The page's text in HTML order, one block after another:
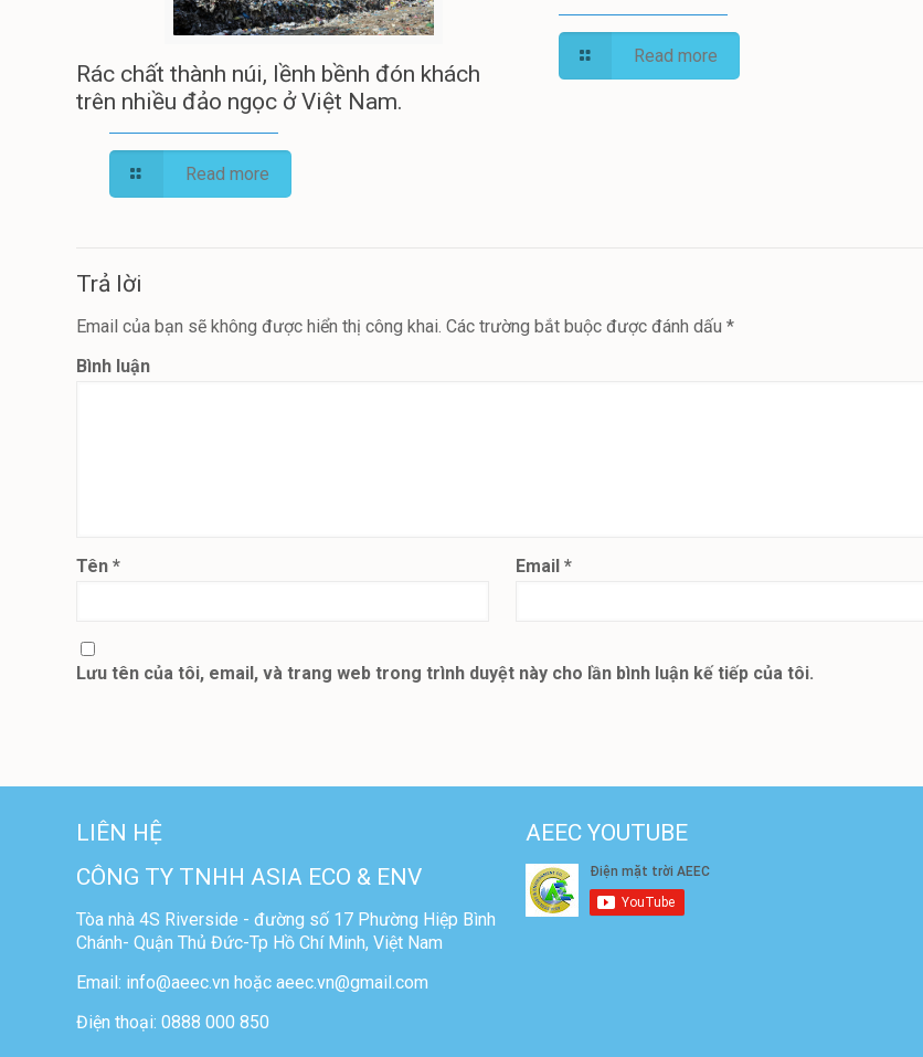
Rác chất thành núi, lềnh bềnh đón khách
trên nhiều đảo ngọc ở Việt Nam.
Read more
Read more
Trả lời
Email của bạn sẽ không được hiển thị công khai. Các trường bắt buộc được đánh dấu*
Bình luận
Tên* Email*
Lưu tên của tôi, email, và trang web trong trình duyệt này cho lần bình luận kế tiếp của tôi.
LIÊN HỆ
CÔNG TY TNHH ASIA ECO & ENV
Tòa nhà 4S Riverside - đường số 17 Phường Hiệp Bình
Chánh- Quận Thủ Đức-Tp Hồ Chí Minh, Việt Nam
Email: info@aeec.vn hoặc aeec.vn@gmail.com
Điện thoại: 0888 000 850
AEEC YOUTUBE